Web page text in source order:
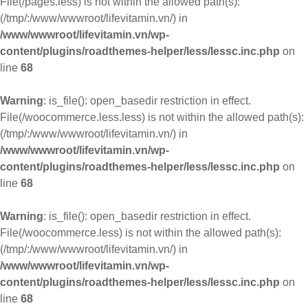
(/tmp/:/www/wwwroot/lifevitamin.vn/) in
/www/wwwroot/lifevitamin.vn/wp-
content/plugins/roadthemes-helper/less/lessc.inc.php on
line 68
Warning: is_file(): open_basedir restriction in effect.
File(/woocommerce.less.less) is not within the allowed path(s):
(/tmp/:/www/wwwroot/lifevitamin.vn/) in
/www/wwwroot/lifevitamin.vn/wp-
content/plugins/roadthemes-helper/less/lessc.inc.php on
line 68
Warning: is_file(): open_basedir restriction in effect.
File(/woocommerce.less) is not within the allowed path(s):
(/tmp/:/www/wwwroot/lifevitamin.vn/) in
/www/wwwroot/lifevitamin.vn/wp-
content/plugins/roadthemes-helper/less/lessc.inc.php on
line 68